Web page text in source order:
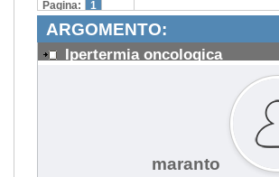
Pagina: 1
ARGOMENTO:
Ipertermia oncologica
maranto